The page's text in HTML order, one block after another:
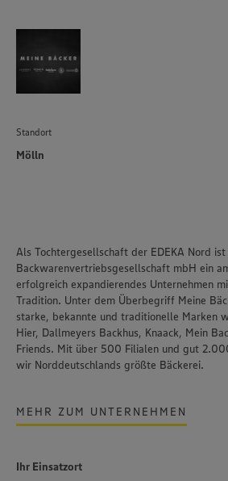
Standort
Mölln
Als Tochtergesellschaft der EDEKA Nord ist
Backwarenvertriebsgesellschaft mbH ein
erfolgreich expandierendes Unternehmen
Tradition. Unter dem Überbegriff Meine
starke, bekannte und traditionelle Marken
Hier, Dallmeyers Backhus, Knaack, Mein
Friends. Mit über 500 Filialen und gut
wir Norddeutschlands größte Bäckerei.
MEHR ZUM UNTERNEHMEN
Ihr Einsatzort